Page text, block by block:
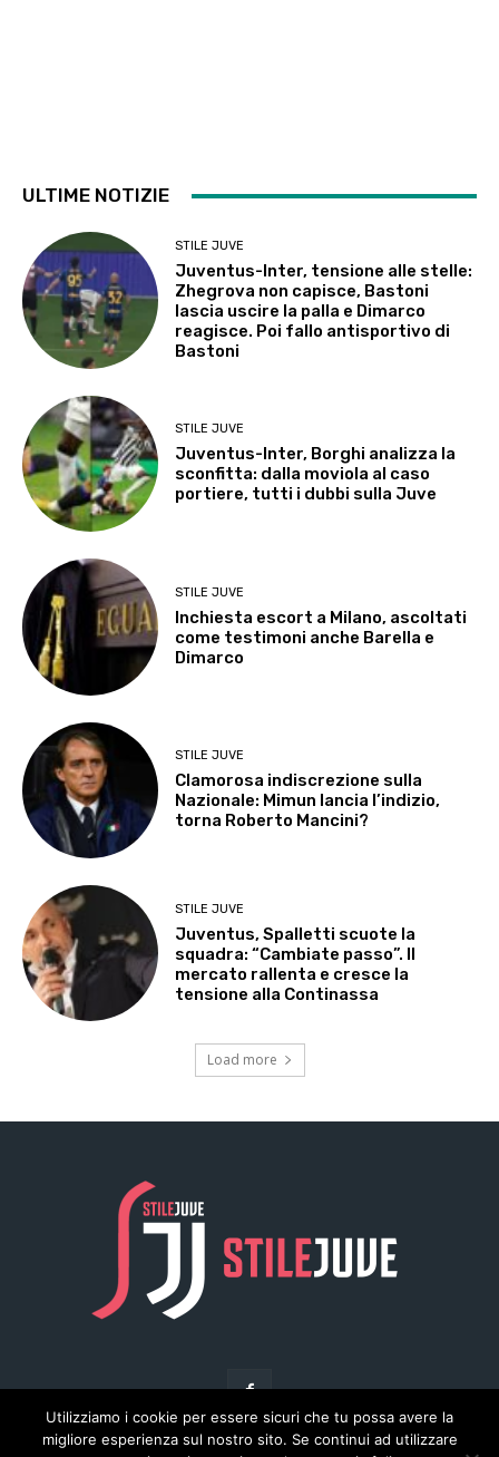
Utilizziamo i cookie per essere sicuri che tu possa avere la
migliore esperienza sul nostro sito. Se continui ad utilizzare